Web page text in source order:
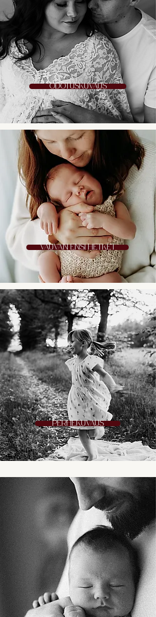
ODOTUSKUVAUS
VAUVAN ENSI HETKET
PERHEKUVAUS